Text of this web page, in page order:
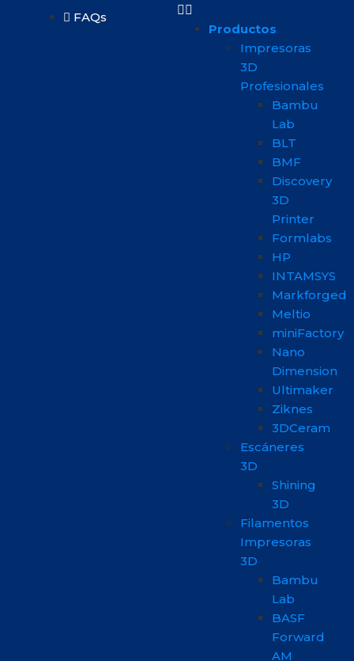
FAQs
Productos
Impresoras
3D
Profesionales
Bambu
Lab
BLT
BMF
Discovery
3D
Printer
Formlabs
HP
INTAMSYS
Markforged
Meltio
miniFactory
Nano
Dimension
Ultimaker
Ziknes
3DCeram
Escáneres
3D
Shining
3D
Filamentos
Impresoras
3D
Bambu
Lab
BASF
Forward
AM